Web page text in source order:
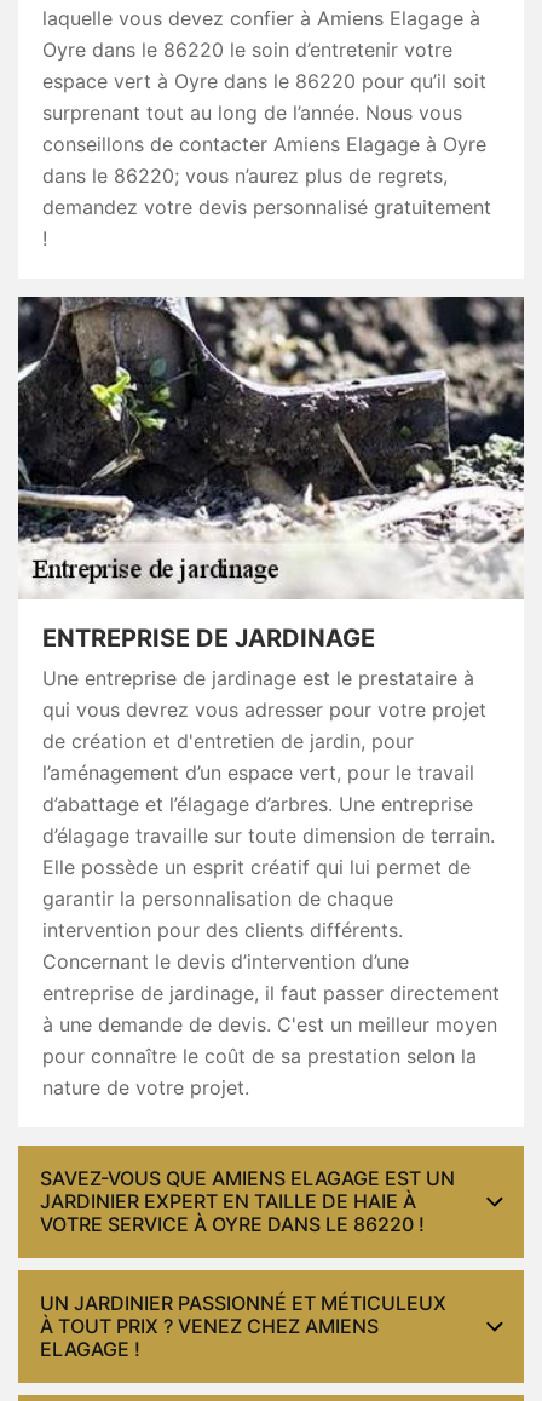
laquelle vous devez confier à Amiens Elagage à
Oyre dans le 86220 le soin d’entretenir votre
espace vert à Oyre dans le 86220 pour qu’il soit
surprenant tout au long de l’année. Nous vous
conseillons de contacter Amiens Elagage à Oyre
dans le 86220; vous n’aurez plus de regrets,
demandez votre devis personnalisé gratuitement
!
ENTREPRISE DE JARDINAGE
Une entreprise de jardinage est le prestataire à
qui vous devrez vous adresser pour votre projet
de création et d'entretien de jardin, pour
l’aménagement d’un espace vert, pour le travail
d’abattage et l’élagage d’arbres. Une entreprise
d’élagage travaille sur toute dimension de terrain.
Elle possède un esprit créatif qui lui permet de
garantir la personnalisation de chaque
intervention pour des clients différents.
Concernant le devis d’intervention d’une
entreprise de jardinage, il faut passer directement
à une demande de devis. C'est un meilleur moyen
pour connaître le coût de sa prestation selon la
nature de votre projet.
SAVEZ-VOUS QUE AMIENS ELAGAGE EST UN
JARDINIER EXPERT EN TAILLE DE HAIE À
VOTRE SERVICE À OYRE DANS LE 86220 !
UN JARDINIER PASSIONNÉ ET MÉTICULEUX
À TOUT PRIX ? VENEZ CHEZ AMIENS
ELAGAGE !